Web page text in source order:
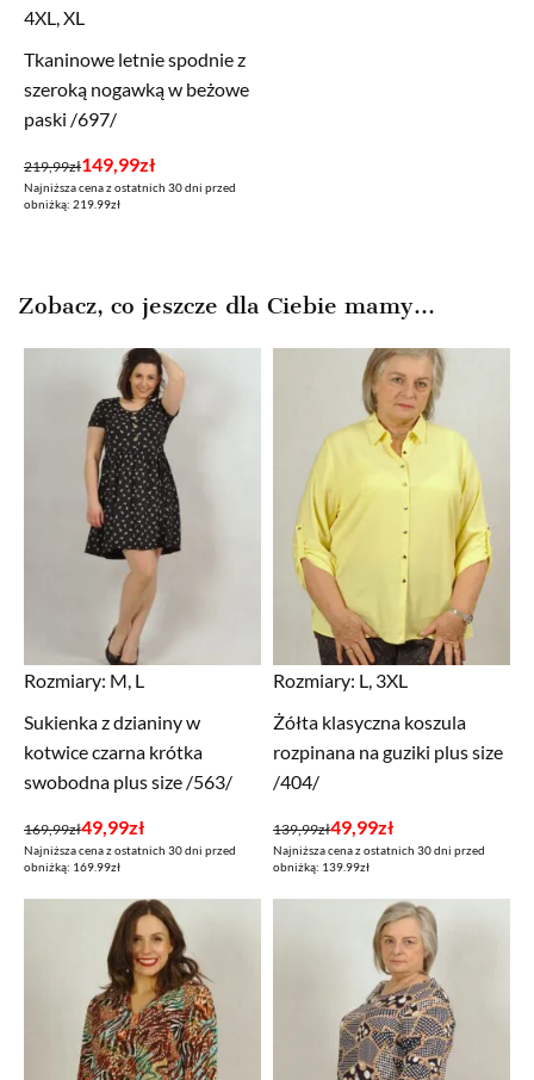
4XL, XL
Tkaninowe letnie spodnie z
szeroką nogawką w beżowe
paski /697/
219,99zł
Pierwotna
cena
149,99zł
Aktualna
cena
Najniższa cena z ostatnich 30 dni przed
obniżką: 219.99zł
Zobacz, co jeszcze dla Ciebie mamy...
Rozmiary: M, L
Sukienka z dzianiny w
kotwice czarna krótka
swobodna plus size /563/
169,99zł
Pierwotna
cena
49,99zł
Aktualna
cena
Najniższa cena z ostatnich 30 dni przed
obniżką: 169.99zł
Rozmiary: L, 3XL
Żółta klasyczna koszula
rozpinana na guziki plus size
/404/
139,99zł
Pierwotna
cena
49,99zł
Aktualna
cena
Najniższa cena z ostatnich 30 dni przed
obniżką: 139.99zł